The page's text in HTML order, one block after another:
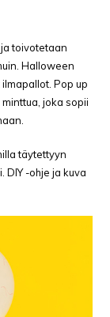
toivotetaan
Halloween
Pop up
joka sopii
täytettyyn
DIY -ohje ja kuva